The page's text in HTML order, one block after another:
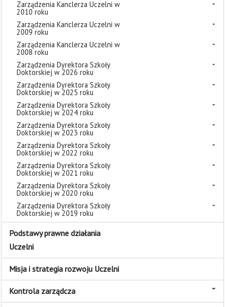
Zarządzenia Kanclerza Uczelni w
2010 roku
Zarządzenia Kanclerza Uczelni w
2009 roku
Zarządzenia Kanclerza Uczelni w
2008 roku
Zarządzenia Dyrektora Szkoły
Doktorskiej w 2026 roku
Zarządzenia Dyrektora Szkoły
Doktorskiej w 2025 roku
Zarządzenia Dyrektora Szkoły
Doktorskiej w 2024 roku
Zarządzenia Dyrektora Szkoły
Doktorskiej w 2023 roku
Zarządzenia Dyrektora Szkoły
Doktorskiej w 2022 roku
Zarządzenia Dyrektora Szkoły
Doktorskiej w 2021 roku
Zarządzenia Dyrektora Szkoły
Doktorskiej w 2020 roku
Zarządzenia Dyrektora Szkoły
Doktorskiej w 2019 roku
Podstawy prawne działania
Uczelni
Misja i strategia rozwoju Uczelni
Kontrola zarządcza